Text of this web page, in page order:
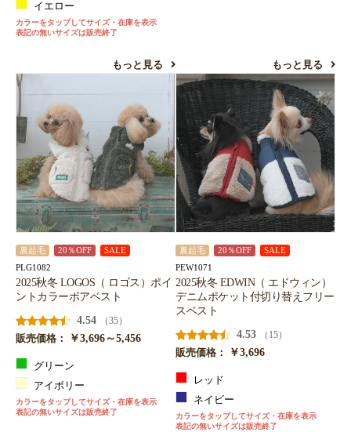
イエロー
カラーをタップしてサイズ・在庫を表示
表記の無いサイズは販売終了
もっと見る もっと見る
裏起毛 20％OFF SALE
PLG1082
2025秋冬 LOGOS（ ロゴス）ポイ
ントカラーボアベスト
4.54
（35）
販売価格：
￥3,696～5,456
グリーン
アイボリー
カラーをタップしてサイズ・在庫を表示
表記の無いサイズは販売終了
裏起毛 20％OFF SALE
PEW1071
2025秋冬 EDWIN（ エドウィン）
デニムポケット付切り替えフリー
スベスト
4.53
（15）
販売価格：
￥3,696
レッド
ネイビー
カラーをタップしてサイズ・在庫を表示
表記の無いサイズは販売終了